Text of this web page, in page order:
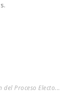
del Proceso Electo...